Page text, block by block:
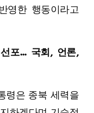
영한 행동이라고
포… 국회, 언론,
령은 종북 세력을